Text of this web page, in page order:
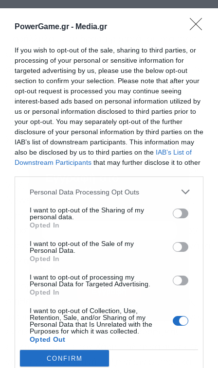
PowerGame.gr - Media.gr
If you wish to opt-out of the sale, sharing to third parties, or
processing of your personal or sensitive information for
targeted advertising by us, please use the below opt-out
section to confirm your selection. Please note that after your
opt-out request is processed you may continue seeing
interest-based ads based on personal information utilized by
us or personal information disclosed to third parties prior to
your opt-out. You may separately opt-out of the further
disclosure of your personal information by third parties on the
IAB’s list of downstream participants. This information may
also be disclosed by us to third parties on the IAB’s List of
Downstream Participants that may further disclose it to other
Personal Data Processing Opt Outs
I want to opt-out of the Sharing of my
personal data.
Opted In
I want to opt-out of the Sale of my
Personal Data.
Opted In
I want to opt-out of processing my
Personal Data for Targeted Advertising.
Opted In
I want to opt-out of Collection, Use,
Retention, Sale, and/or Sharing of my
Personal Data that Is Unrelated with the
Purposes for which it was collected.
Opted Out
CONFIRM
ο Χάρης Πολίτης έκανε και το πρώτο του
συγγραφικό βήμα με το βιβλίο «Καθρέπτης», το
οποίο σημείωσε υψηλές πωλήσεις από τις
πρώτες εβδομάδες κυκλοφορίας του και
βρέθηκε στις λίστες best seller.
Σήμερα, η Politis Groupδιαθέτει παρουσία σε
μέσα και πλατφόρμες όπως το PolitisOut Of
Dimarxos.gr και Basketa.gr. Παράλληλα,
διαχειρίζεται περισσότερες από 30 σελίδες στα
social media, με συνολικό κοινό που ξεπερνά τα
2 εκατομμύρια ακολούθους.
Η πορεία τηςPolitis Groupαντανακλά μια
ψηφιακές πλατφόρμες και στη δημιουργία ενός
ενιαίου οικοσυστήματος ενημέρωσης και
επικοινωνίας, με τον Χάρη Πολίτη να συνεχίζει
να επενδύει στην ανάπτυξη νέων brands και
Εγγραφή στο
newsletter
Αποδέχομαι τους